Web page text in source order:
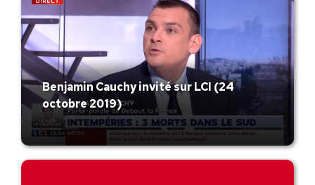
Benjamin Cauchy invité sur LCI (24
octobre 2019)